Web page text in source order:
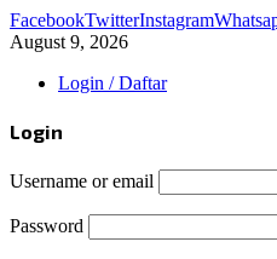
FacebookTwitterInstagram
August 9, 2026
Login / Daftar
Login
Username or email
Password